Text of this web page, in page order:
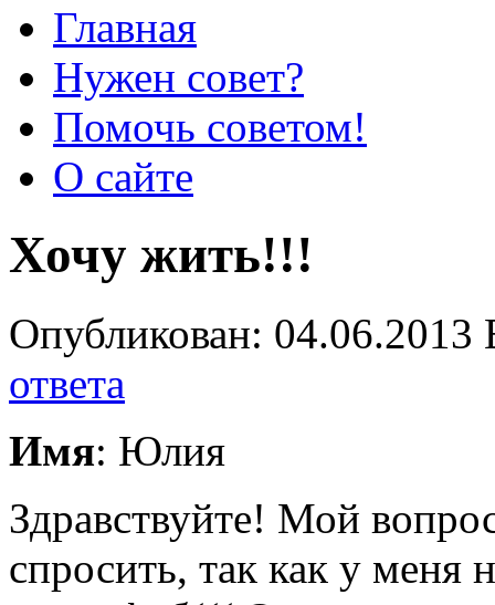
Главная
Нужен совет?
Помочь советом!
О сайте
Хочу жить!!!
Опубликован:
ответа
Имя: Юлия
Здравствуйте! Мой
спросить, так как у меня